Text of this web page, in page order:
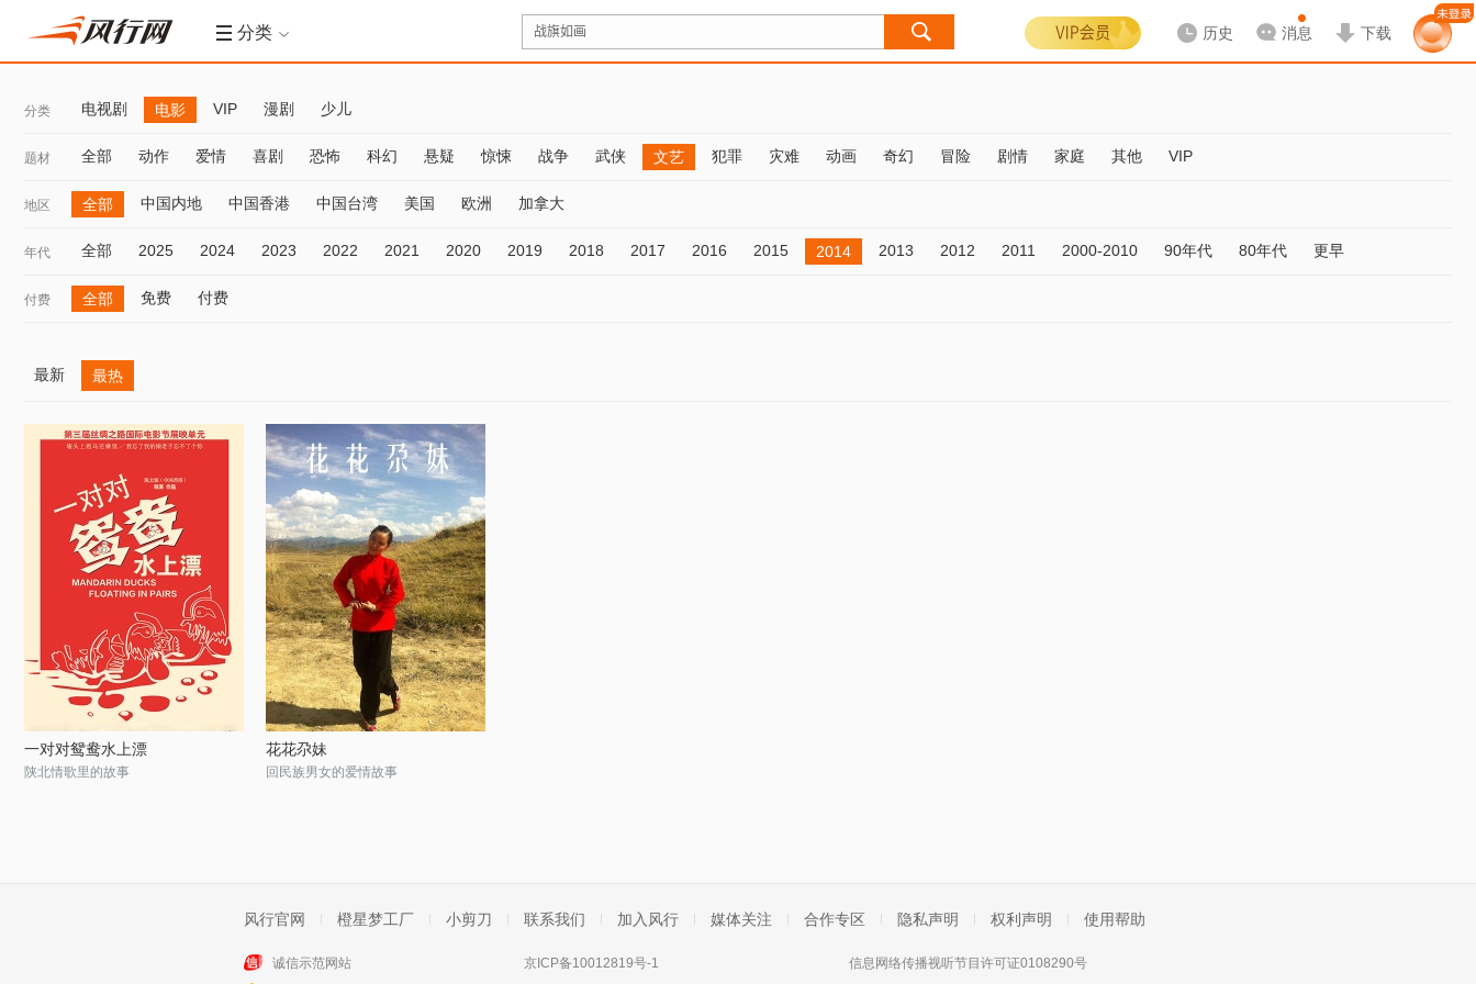
分类 历史 消息 下载
分类 电视剧 电影 VIP 漫剧 少儿
题材 全部 动作 爱情 喜剧 恐怖 科幻 悬疑 惊悚 战争 武侠 文艺 犯罪 灾难 动画 奇幻 冒险 剧情 家庭 其他 VIP
地区 全部 中国内地 中国香港 中国台湾 美国 欧洲 加拿大
年代 全部 2025 2024 2023 2022 2021 2020 2019 2018 2017 2016 2015 2014 2013 2012 2011 2000-2010 90年代 80年代 更早
付费 全部 免费 付费
最新 最热
一对对鸳鸯水上漂
陕北情歌里的故事
花花尕妹
回民族男女的爱情故事
风行官网 橙星梦工厂 小剪刀 联系我们 加入风行 媒体关注 合作专区 隐私声明 权利声明 使用帮助
诚信示范网站 京ICP备10012819号-1 信息网络传播视听节目许可证0108290号